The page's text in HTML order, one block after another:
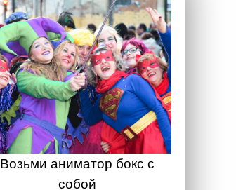
Возьми аниматор бокс с
собой